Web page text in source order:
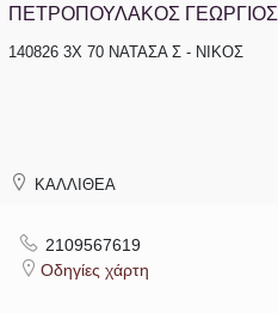
ΠΕΤΡΟΠΟΥΛΑΚΟΣ ΓΕΩΡΓΙΟΣ
140826 3Χ 70 ΝΑΤΑΣΑ Σ - ΝΙΚΟΣ
ΚΑΛΛΙΘΕΑ
2109567619
Οδηγίες χάρτη